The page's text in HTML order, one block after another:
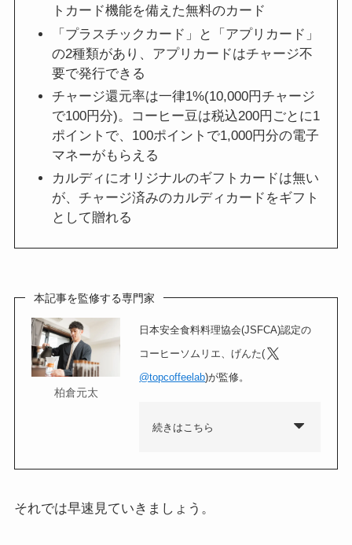
トカード機能を備えた無料のカード
「プラスチックカード」と「アプリカード」
の2種類があり、アプリカードはチャージ不
要で発行できる
チャージ還元率は一律1%(10,000円チャージ
で100円分)。コーヒー豆は税込200円ごとに1
ポイントで、100ポイントで1,000円分の電子
マネーがもらえる
カルディにオリジナルのギフトカードは無い
が、チャージ済みのカルディカードをギフト
として贈れる
本記事を監修する専門家
柏倉元太
日本安全食料料理協会(JSFCA)認定の
コーヒーソムリエ、げんた(
@topcoffeelab)が監修。
続きはこちら
それでは早速見ていきましょう。